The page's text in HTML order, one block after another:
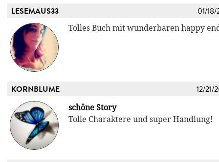
LESEMAUS33 01/18/
Tolles Buch mit wunderbaren happy
KORNBLUME 12/21/
schöne Story
Tolle Charaktere und super Handlung!